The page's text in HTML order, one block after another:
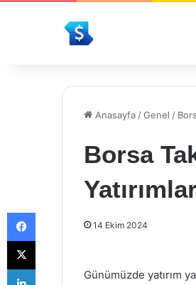
Anasayfa /Genel /
Borsa
14 Ekim 2024
Günümüzde yatırım
Facebook
X
LinkedIn